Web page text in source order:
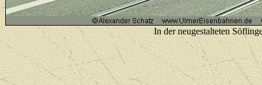
In der neugestalteten